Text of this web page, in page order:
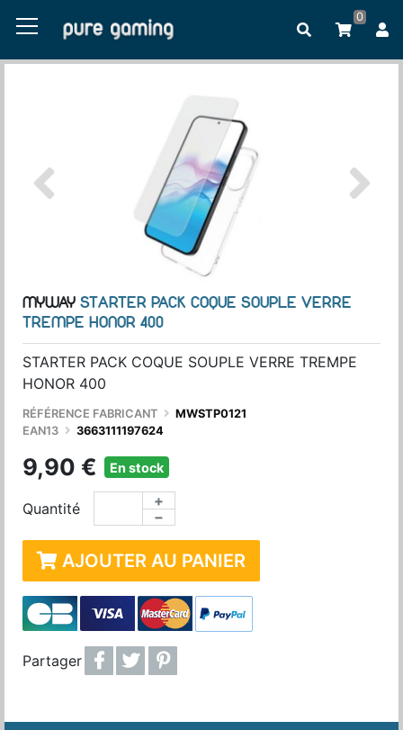
0
MYWAY STARTER PACK COQUE SOUPLE VERRE
TREMPE HONOR 400
STARTER PACK COQUE SOUPLE VERRE TREMPE
HONOR 400
RÉFÉRENCE FABRICANT
MWSTP0121
EAN13
3663111197624
9,90 € En stock
Quantité −
+
AJOUTER AU PANIER
Partager